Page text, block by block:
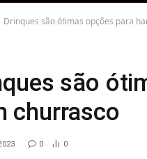
Drinques são ótimas opções para
são
churrasco
0 0